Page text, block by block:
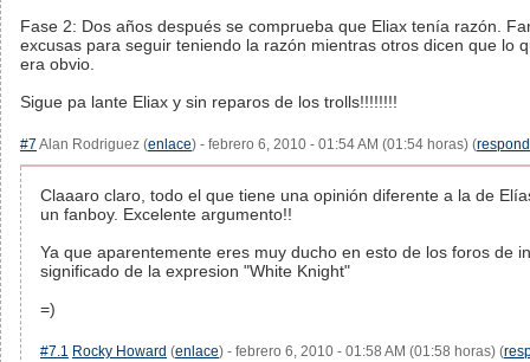
Fase 2: Dos años después se comprueba que Eliax tenía razón.
excusas para seguir teniendo la razón mientras otros dicen que lo
era obvio.
Sigue pa lante Eliax y sin reparos de los trolls!!!!!!!!
#7 Alan Rodriguez (enlace) - febrero 6, 2010 - 01:54 AM (01:54 horas) (
Claaaro claro, todo el que tiene una opinión diferente a la de
un fanboy. Excelente argumento!!
Ya que aparentemente eres muy ducho en esto de los foros de
significado de la expresion "White Knight"
=)
#7.1 Rocky Howard (enlace) - febrero 6, 2010 - 01:58 AM (01:58 horas) (